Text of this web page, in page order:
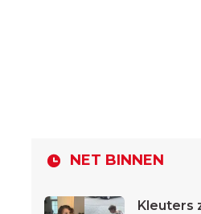
NET BINNEN
Kleuters